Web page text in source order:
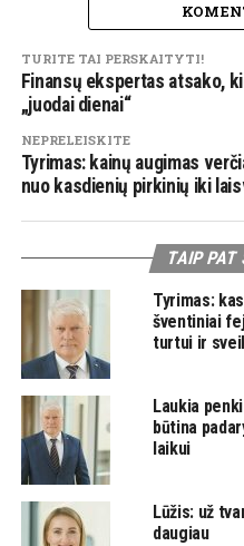
TURITE TAI PERSKAITYTI!
Finansų ekspertas atsako,
„juodai dienai“
NEPRELEISKITE
Tyrimas: kainų augimas
nuo kasdienių pirkinių iki
TAIP
Tyrimas:
šventiniai
turtui ir
Laukia
būtina
laikui
Lūžis: už
daugiau